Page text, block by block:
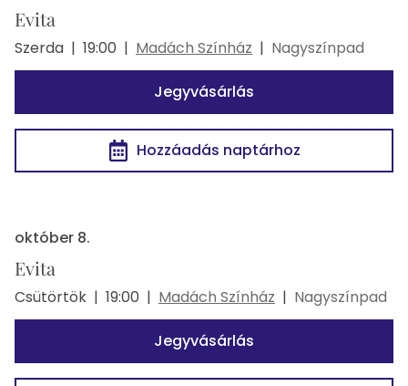
Evita
Szerda | 19:00 | Madách Színház | Nagyszínpad
Jegyvásárlás
Hozzáadás naptárhoz
október 8.
Evita
Csütörtök | 19:00 | Madách Színház | Nagyszínpad
Jegyvásárlás